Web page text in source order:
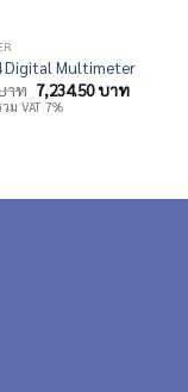
Digital Multimeter
าท Original
price
was:
7,234.50บาทCurrent
price
ม VAT 7%